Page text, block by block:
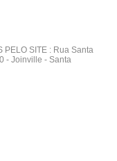
PELO SITE : Rua Santa
- Joinville - Santa